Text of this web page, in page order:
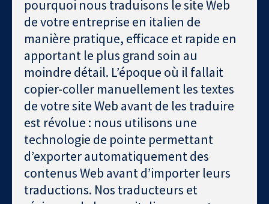
pourquoi nous traduisons le site Web
de votre entreprise en italien de
manière pratique, efficace et rapide en
apportant le plus grand soin au
moindre détail. L’époque où il fallait
copier-coller manuellement les textes
de votre site Web avant de les traduire
est révolue : nous utilisons une
technologie de pointe permettant
d’exporter automatiquement des
contenus Web avant d’importer leurs
traductions. Nos traducteurs et